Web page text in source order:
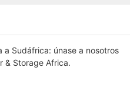
a Sudáfrica: únase a nosotros
& Storage Africa.